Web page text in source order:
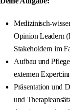
Medizinisch-
Opinion Leadern
Stakeholdern im
Aufbau und
externen
Präsentation und
und